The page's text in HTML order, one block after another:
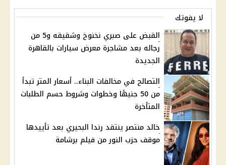
لا يفوتك
القبض على صبري نخنوخ وشقيقه و5 من
رجاله بعد مشاجرة معرض سيارات بالقاهرة
الجديدة
التصالح في مخالفات البناء.. أسعار المتر تبدأ
من 50 جنيهًا وخطوات وشروط حسم الطلبات
المتأخرة
خالد منتصر ينتقد رندا البحيري بعد تأييدها
موقف حزب النور من فيلم برشامة